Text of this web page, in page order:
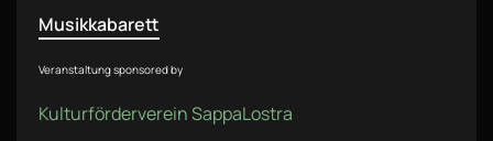
Musikkabarett
Veranstaltung sponsored by
Kulturförderverein SappaLostra